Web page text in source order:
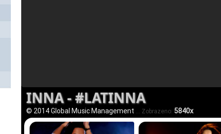
INNA - #LATINNA
© 2014 Global Music Management ... Zobrazeno: 5840x